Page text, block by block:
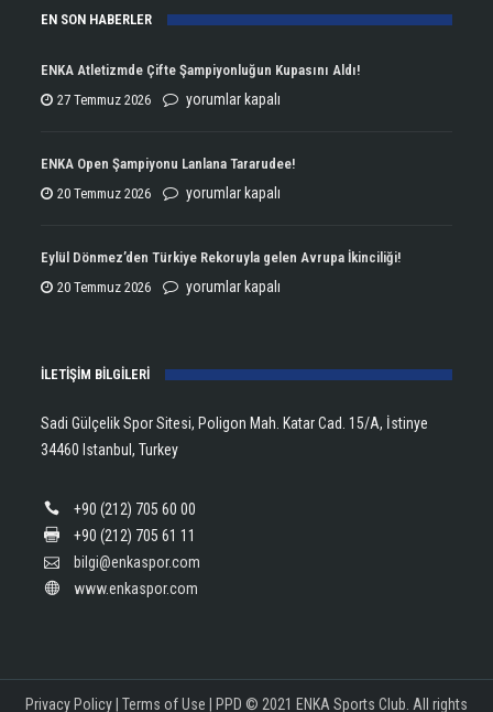
EN SON HABERLER
ENKA Atletizmde Çifte Şampiyonluğun Kupasını Aldı!
27 Temmuz 2026
ENKA
Çifte
Şampiyonluğun
yorumlar kapalı
ENKA Open Şampiyonu Lanlana Tararudee!
20 Temmuz 2026
ENKA
Şampiyonu
Lanlana
yorumlar kapalı
Eylül Dönmez’den Türkiye Rekoruyla gelen Avrupa İkinciliği!
20 Temmuz 2026
Eylül
Rekoruyla
Avrupa
yorumlar kapalı
İLETİŞİM BİLGİLERİ
Sadi Gülçelik Spor Sitesi, Poligon Mah. Katar Cad. 15/A, İstinye
34460 Istanbul, Turkey
+90 (212) 705 60 00
+90 (212) 705 61 11
bilgi@enkaspor.com
www.enkaspor.com
Privacy Policy| Terms of Use | PPD © 2021 ENKA Sports Club. All rights